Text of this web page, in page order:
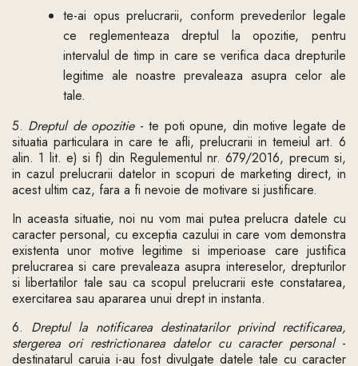
te-ai opus prelucrarii, conform prevederilor legale
ce reglementeaza dreptul la opozitie, pentru
intervalul de timp in care se verifica daca drepturile
legitime ale noastre prevaleaza asupra celor ale
tale.
5. Dreptul de opozitie- te poti opune, din motive legate de
situatia particulara in care te afli, prelucrarii in temeiul art. 6
alin. 1 lit. e) si f) din Regulementul nr. 679/2016, precum si,
in cazul prelucrarii datelor in scopuri de marketing direct, in
acest ultim caz, fara a fi nevoie de motivare si justificare.
In aceasta situatie, noi nu vom mai putea prelucra datele cu
caracter personal, cu exceptia cazului in care vom demonstra
existenta unor motive legitime si imperioase care justifica
prelucrarea si care prevaleaza asupra intereselor, drepturilor
si libertatilor tale sau ca scopul prelucrarii este constatarea,
exercitarea sau apararea unui drept in instanta.
6. Dreptul la notificarea destinatarilor privind rectificarea,
stergerea ori restrictionarea datelor cu caracter personal-
destinatarul caruia i-au fost divulgate datele tale cu caracter